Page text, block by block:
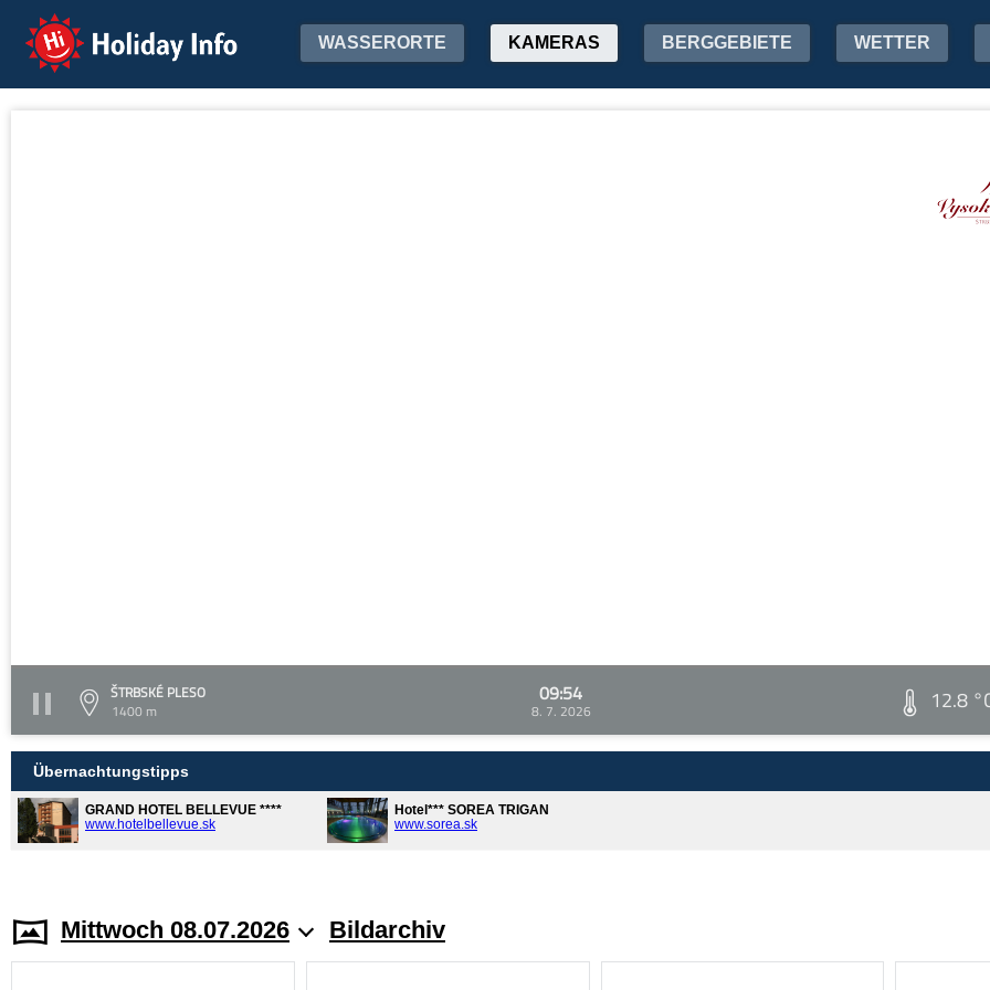
Holiday Info WASSERORTE KAMERAS BERGGEBIETE WETTER
ŠTRBSKÉ PLESO
1400 m
09:54
8. 7. 2026 12.8
Übernachtungstipps
GRAND HOTEL BELLEVUE ****
www.hotelbellevue.sk
Hotel*** SOREA TRIGAN
www.sorea.sk
Mittwoch 08.07.2026 Bildarchiv